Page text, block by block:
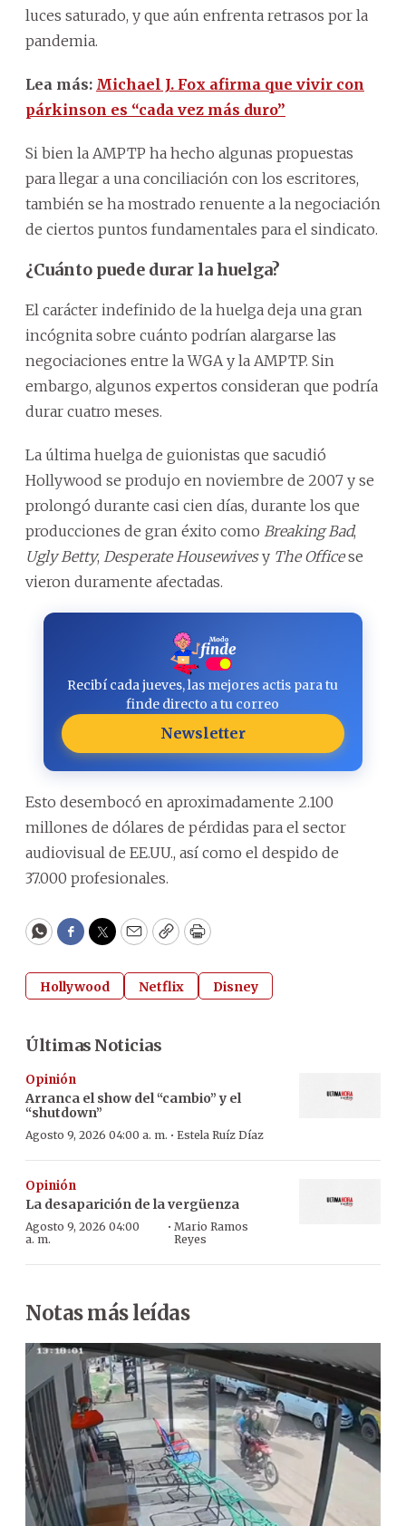
luces saturado, y que aún enfrenta retrasos por la
pandemia.
Lea más: Michael J. Fox afirma que vivir con
párkinson es “cada vez más duro”
Si bien la AMPTP ha hecho algunas propuestas
para llegar a una conciliación con los escritores,
también se ha mostrado renuente a la negociación
de ciertos puntos fundamentales para el sindicato.
¿Cuánto puede durar la huelga?
El carácter indefinido de la huelga deja una gran
incógnita sobre cuánto podrían alargarse las
negociaciones entre la WGA y la AMPTP. Sin
embargo, algunos expertos consideran que podría
durar cuatro meses.
La última huelga de guionistas que sacudió
Hollywood se produjo en noviembre de 2007 y se
prolongó durante casi cien días, durante los que
producciones de gran éxito como Breaking Bad,
Ugly Betty, Desperate Housewivesy The Officese
vieron duramente afectadas.
Recibí cada jueves, las mejores actis para tu
finde directo a tu correo
Newsletter
Esto desembocó en aproximadamente 2.100
millones de dólares de pérdidas para el sector
audiovisual de EE.UU., así como el despido de
37.000 profesionales.
WhatsApp
Facebook
Twitter
EmailCopyPrint
Hollywood Netflix Disney
Últimas Noticias
Opinión
Arranca el show del “cambio” y el
“shutdown”
Agosto 9, 2026 04:00 a. m. · Estela Ruíz Díaz
Opinión
La desaparición de la vergüenza
Agosto 9, 2026 04:00
a. m.
· Mario Ramos
Reyes
Notas más leídas